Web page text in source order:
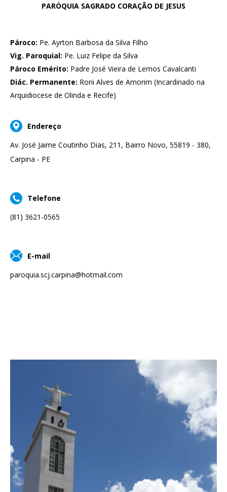
PARÓQUIA SAGRADO CORAÇÃO DE JESUS
Pároco: Pe. Ayrton Barbosa da Silva Filho
Vig. Paroquial: Pe. Luiz Felipe da Silva
Pároco Emérito: Padre José Vieira de Lemos Cavalcanti
Diác. Permanente: Roni Alves de Amorim (Incardinado na
Arquidiocese de Olinda e Recife)
Endereço
Av. José Jaime Coutinho Dias, 211, Bairro Novo, 55819 - 380,
Carpina - PE
Telefone
(81) 3621-0565
E-mail
paroquia.scj.carpina@hotmail.com